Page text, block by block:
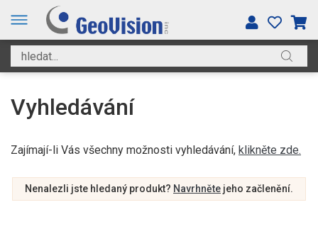
Vyhledávání
Zajímají-li Vás všechny možnosti vyhledávání, klikněte zde.
Nenalezli jste hledaný produkt? Navrhněte jeho začlenění.